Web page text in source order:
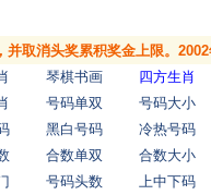
取消头奖累积奖金上限。
琴棋书画 四方生肖
号码单双 号码大小
黑白号码 冷热号码
合数单双 合数大小
号码头数 上中下码